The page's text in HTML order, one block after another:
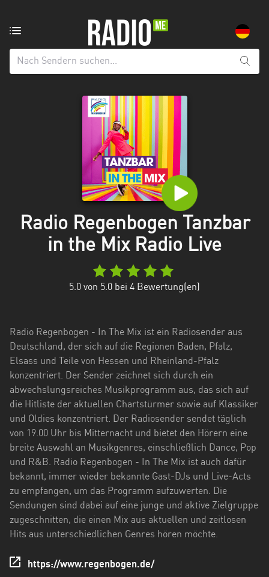
aus:
Alle
Bremen
Hamburg
Niedersachsen
Nordrhein-
Westfalen
Rheinland-
Pfalz
Saarland
Sachsen-
Anhalt
Schleswig-
Radio Regenbogen Tanzbar
in the Mix Radio Live
5.0 von 5.0 bei 4 Bewertung(en)
Radio Regenbogen - In The Mix ist ein Radiosender aus
Deutschland, der sich auf die Regionen Baden, Pfalz,
Elsass und Teile von Hessen und Rheinland-Pfalz
konzentriert. Der Sender zeichnet sich durch ein
abwechslungsreiches Musikprogramm aus, das sich auf
die Hitliste der aktuellen Chartstürmer sowie auf Klassiker
und Oldies konzentriert. Der Radiosender sendet täglich
von 19.00 Uhr bis Mitternacht und bietet den Hörern eine
breite Auswahl an Musikgenres, einschließlich Dance, Pop
und R&B. Radio Regenbogen - In The Mix ist auch dafür
bekannt, immer wieder bekannte Gast-DJs und Live-Acts
zu empfangen, um das Programm aufzuwerten. Die
Sendungen sind dabei auf eine junge und aktive Zielgruppe
zugeschnitten, die einen Mix aus aktuellen und zeitlosen
Hits aus unterschiedlichen Genres hören möchte.
https://www.regenbogen.de/